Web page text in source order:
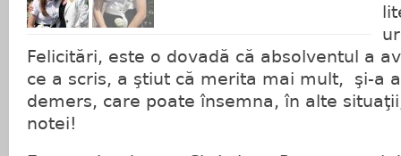
Felicitări, este o dovadă că absolventul a
ce a scris, a ştiut că merita mai mult, şi-a
demers, care poate însemna, în alte
notei!